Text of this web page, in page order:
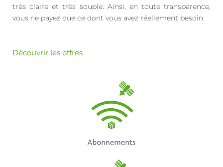
très claire et très souple. Ainsi, en toute transparence,
vous ne payez que ce dont vous avez réellement besoin.
Découvrir les offres